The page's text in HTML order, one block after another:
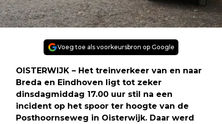
Voeg toe als voorkeursbron op Google
OISTERWIJK – Het treinverkeer van en naar
Breda en Eindhoven ligt tot zeker
dinsdagmiddag 17.00 uur stil na een
incident op het spoor ter hoogte van de
Posthoornseweg in Oisterwijk. Daar werd